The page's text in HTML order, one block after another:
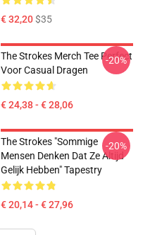
€ 32,20$35
The Strokes Merch Tee Perfect
Voor Casual Dragen
€ 24,38 - € 28,06
-20%
The Strokes "Sommige
Mensen Denken Dat Ze Altijd
Gelijk Hebben" Tapestry
€ 20,14 - € 27,96
-20%